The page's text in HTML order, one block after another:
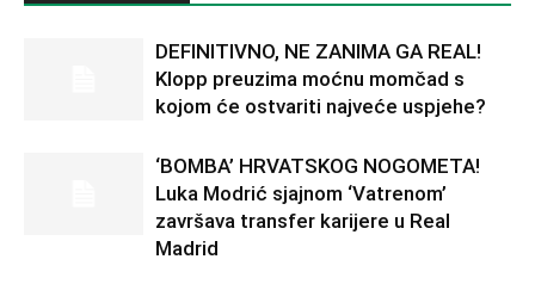
DEFINITIVNO, NE ZANIMA GA REAL!
Klopp preuzima moćnu momčad s
kojom će ostvariti najveće uspjehe?
‘BOMBA’ HRVATSKOG NOGOMETA!
Luka Modrić sjajnom ‘Vatrenom’
završava transfer karijere u Real
Madrid